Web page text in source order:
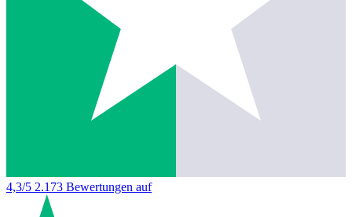
4,3/5 2.173 Bewertungen auf